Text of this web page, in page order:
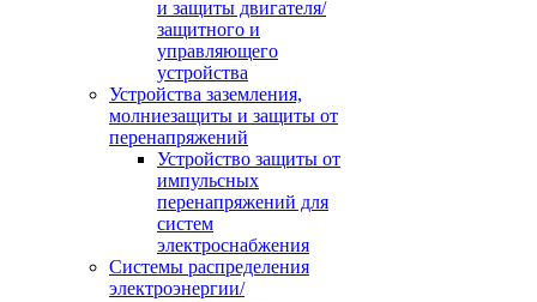
и защиты двигателя/
защитного и
управляющего
устройства
Устройства заземления,
молниезащиты и защиты от
перенапряжений
Устройство защиты от
импульсных
перенапряжений для
систем
электроснабжения
Системы распределения
электроэнергии/